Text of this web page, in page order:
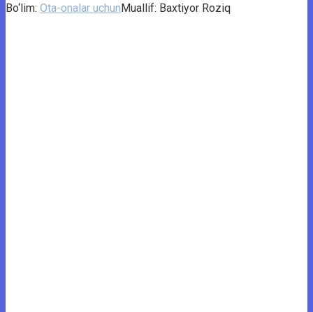
Bo‘lim: Ota-onalar uchunMuallif: Baxtiyor Roziq